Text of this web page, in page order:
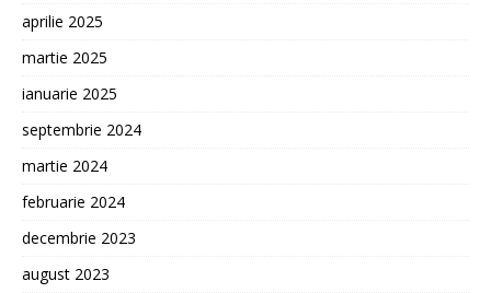
aprilie 2025
martie 2025
ianuarie 2025
septembrie 2024
martie 2024
februarie 2024
decembrie 2023
august 2023